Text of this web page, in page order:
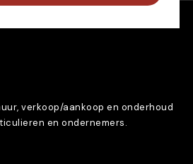
verkoop/aankoop en onderhoud
en ondernemers.